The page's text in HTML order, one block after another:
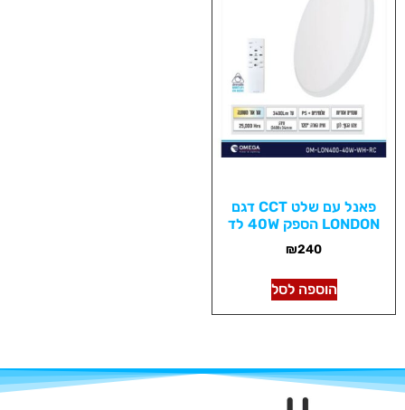
פאנל עם שלט CCT דגם
LONDON הספק 40W לד
₪240
הוספה לסל